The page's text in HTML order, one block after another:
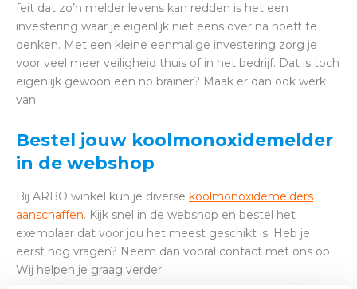
feit dat zo’n melder levens kan redden is het een
investering waar je eigenlijk niet eens over na hoeft te
denken. Met een kleine eenmalige investering zorg je
voor veel meer veiligheid thuis of in het bedrijf. Dat is toch
eigenlijk gewoon een no brainer? Maak er dan ook werk
van.
Bestel jouw koolmonoxidemelder
in de webshop
Bij ARBO winkel kun je diverse koolmonoxidemelders
aanschaffen. Kijk snel in de webshop en bestel het
exemplaar dat voor jou het meest geschikt is. Heb je
eerst nog vragen? Neem dan vooral contact met ons op.
Wij helpen je graag verder.